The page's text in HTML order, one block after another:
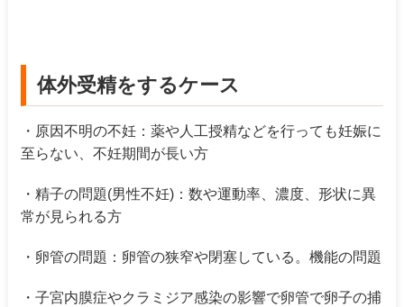
体外受精をするケース
・原因不明の不妊：薬や人工授精などを行っても妊娠に
至らない、不妊期間が長い方
・精子の問題(男性不妊)：数や運動率、濃度、形状に異
常が見られる方
・卵管の問題：卵管の狭窄や閉塞している。機能の問題
・子宮内膜症やクラミジア感染の影響で卵管で卵子の捕